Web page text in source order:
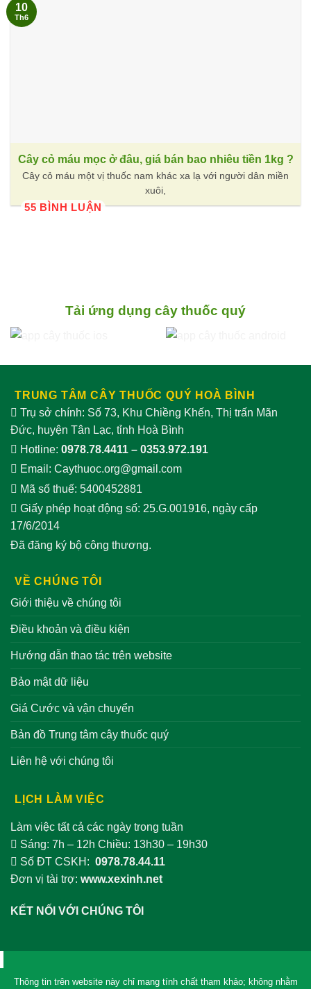
Cây cỏ máu mọc ở đâu, giá bán bao nhiêu tiền 1kg ?
Cây cỏ máu một vị thuốc nam khác xa lạ với người dân miền
xuôi,
55 BÌNH LUẬN
10
Th6
Tải ứng dụng cây thuốc quý
TRUNG TÂM CÂY THUỐC QUÝ HOÀ BÌNH
Trụ sở chính: Số 73, Khu Chiềng Khến, Thị trấn Mãn
Đức, huyện Tân Lạc, tỉnh Hoà Bình
Hotline: 0978.78.4411 – 0353.972.191
Email: Caythuoc.org@gmail.com
Mã số thuế: 5400452881
Giấy phép hoạt động số: 25.G.001916, ngày cấp
17/6/2014
Đã đăng ký bộ công thương.
VỀ CHÚNG TÔI
Giới thiệu về chúng tôi
Điều khoản và điều kiện
Hướng dẫn thao tác trên website
Bảo mật dữ liệu
Giá Cước và vận chuyển
Bản đồ Trung tâm cây thuốc quý
Liên hệ với chúng tôi
LỊCH LÀM VIỆC
Làm việc tất cả các ngày trong tuần
Sáng: 7h – 12h Chiều: 13h30 – 19h30
Số ĐT CSKH: 0978.78.44.11
Đơn vị tài trợ: www.xexinh.net
KẾT NỐI VỚI CHÚNG TÔI
Thông tin trên website này chỉ mang tính chất tham khảo; không nhằm